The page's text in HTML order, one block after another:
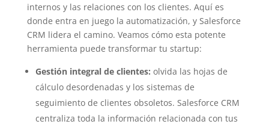
internos y las relaciones con los clientes. Aquí es
donde entra en juego la automatización, y Salesforce
CRM lidera el camino. Veamos cómo esta potente
herramienta puede transformar tu startup:
Gestión integral de clientes: olvida las hojas de
cálculo desordenadas y los sistemas de
seguimiento de clientes obsoletos. Salesforce CRM
centraliza toda la información relacionada con tus